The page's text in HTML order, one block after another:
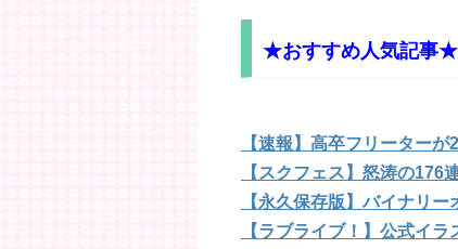
★おすすめ人気記事★
【速報】高卒フリーター
【スクフェス】怒涛の176
【永久保存版】バイナリ
【ラブライブ！】公式イ